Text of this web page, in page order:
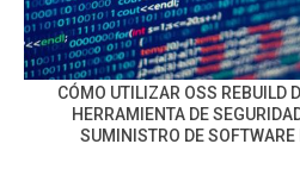
CÓMO UTILIZAR OSS REBUILD
HERRAMIENTA DE
SUMINISTRO DE SOFTWARE